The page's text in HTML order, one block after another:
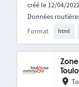
créé le 12/04/
Format html
Données